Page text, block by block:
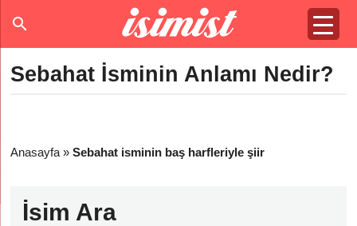
Sebahat İsminin Anlamı Nedir?
Anasayfa »Sebahat isminin baş harfleriyle şiir
İsim Ara